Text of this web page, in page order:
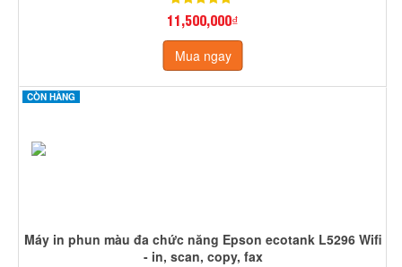
11,500,000₫
Mua ngay
CÒN HÀNG
Máy in phun màu đa chức năng Epson ecotank L5296 Wifi
- in, scan, copy, fax